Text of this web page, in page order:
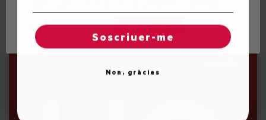
Regles de "cookies" Acceptar totes
Soscriuer-me
Non, gràcies